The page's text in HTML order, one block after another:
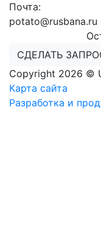
Почта:
potato@rusbana.ru
СДЕЛАТЬ
Copyright 2026 ©
Карта сайта
Разработка и